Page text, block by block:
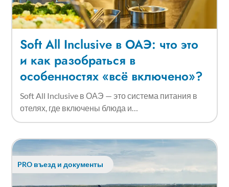
Soft All Inclusive в ОАЭ: что это
и как разобраться в
особенностях «всё включено»?
Soft All Inclusive в ОАЭ — это система питания в
отелях, где включены блюда и…
PRO въезд и документы